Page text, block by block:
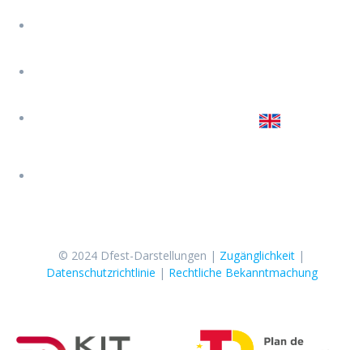
© 2024 Dfest-Darstellungen | Zugänglichkeit |
Datenschutzrichtlinie | Rechtliche Bekanntmachung